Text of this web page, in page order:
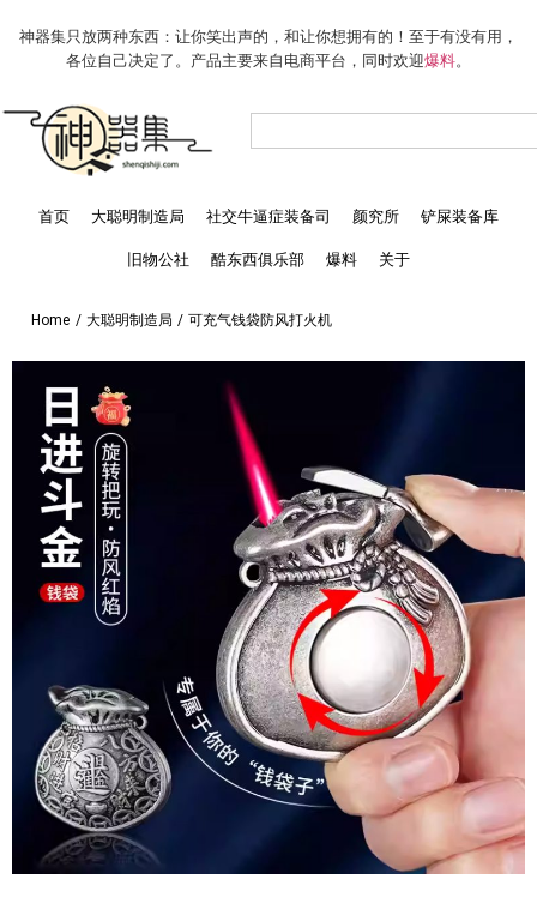
神器集只放两种东西：让你笑出声的，和让你想拥有的！至于有没有用，
各位自己决定了。产品主要来自电商平台，同时欢迎爆料。
首页 大聪明制造局 社交牛逼症装备司 颜究所 铲屎装备库
旧物公社 酷东西俱乐部 爆料 关于
Home / 大聪明制造局 / 可充气钱袋防风打火机